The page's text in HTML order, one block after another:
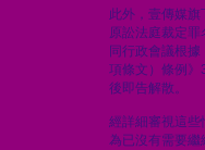
此外，壹傳媒
原訟法庭裁定
同行政會議根
項條文）條例
後即告解散。
經詳細審視這些
為已沒有需要繼